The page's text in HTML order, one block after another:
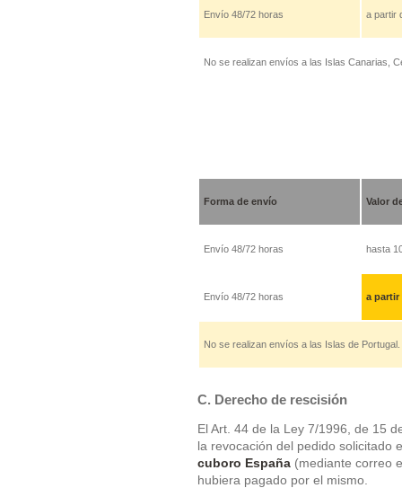
Envío 48/72 horas a partir
No se realizan envíos a las Islas Canarias,
Forma de envío Valor
Envío 48/72 horas hasta
Envío 48/72 horas a partir
No se realizan envíos a las Islas de Portugal.
C. Derecho de rescisión
El Art. 44 de la Ley 7/1996, de 15
la revocación del pedido solicitado
cuboro España (mediante correo
hubiera pagado por el mismo.